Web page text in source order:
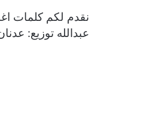
نقدم لكم كلمات
عبدالله توزيع: